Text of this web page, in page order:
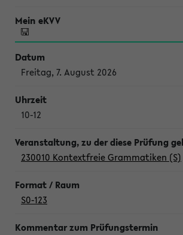
Freitag, 7. August 2026
10-12
230010 Kontextfreie Grammatiken (S)
S0-123